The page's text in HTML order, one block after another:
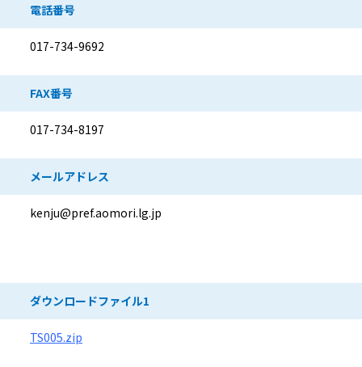
電話番号
017-734-9692
FAX番号
017-734-8197
メールアドレス
kenju@pref.aomori.lg.jp
ダウンロードファイル1
TS005.zip